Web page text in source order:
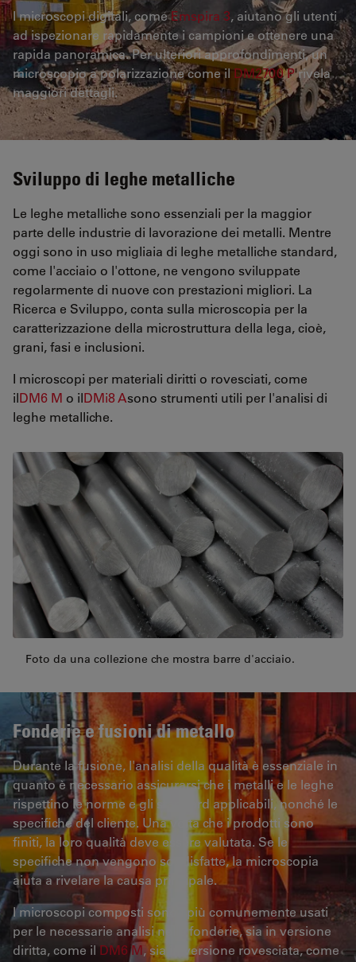
I microscopi digitali, comeEmspira 3, aiutano gli utenti
ad ispezionare rapidamente i campioni e ottenere una
rapida panoramica. Per ulteriori approfondimenti, un
microscopio a polarizzazione come ilDM2700 Privela
maggiori dettagli.
Sviluppo di leghe metalliche
Le leghe metalliche sono essenziali per la maggior
parte delle industrie di lavorazione dei metalli. Mentre
oggi sono in uso migliaia di leghe metalliche standard,
come l'acciaio o l'ottone, ne vengono sviluppate
regolarmente di nuove con prestazioni migliori. La
Ricerca e Sviluppo, conta sulla microscopia per la
caratterizzazione della microstruttura della lega, cioè,
grani, fasi e inclusioni.
I microscopi per materiali diritti o rovesciati, come
ilDM6 M o ilDMi8 Asono strumenti utili per l'analisi di
leghe metalliche.
Foto da una collezione che mostra barre d'acciaio.
Fonderie e fusioni di metallo
Durante la fusione, l'analisi della qualità è essenziale in
quanto è necessario assicurarsi che i metalli e le leghe
rispettino le norme e gli standard applicabili, nonché le
specifiche del cliente. Una volta che i prodotti sono
finiti, la loro qualità deve essere valutata. Se le
specifiche non vengono soddisfatte, la microscopia
aiuta a rivelare la causa principale.
I microscopi composti sono i più comunemente usati
per le necessarie analisi nelle fonderie, sia in versione
diritta, come il DM6 M, sia in versione rovesciata, come